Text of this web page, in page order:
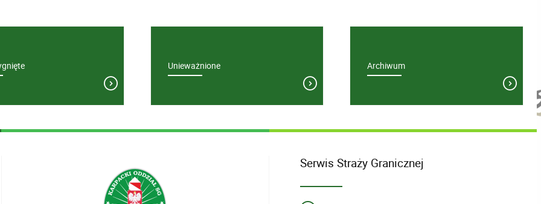
Unieważnione Archiwum
Serwis Straży Granicznej